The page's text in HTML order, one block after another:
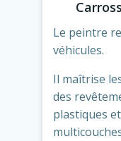
Le peintre
véhicules.
Il maîtrise
des
plastiques